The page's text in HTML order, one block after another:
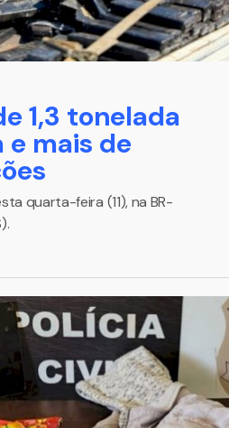
1,3 tonelada
e mais de
quarta-feira (11), na BR-